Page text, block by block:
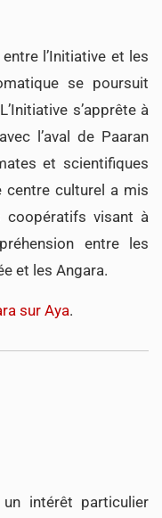
l’Initiative et les
se poursuit
s’apprête à
l’aval de Paaran
et scientifiques
centre culturel a mis
coopératifs visant à
entre les
et les Angara.
sur Aya.
intérêt particulier